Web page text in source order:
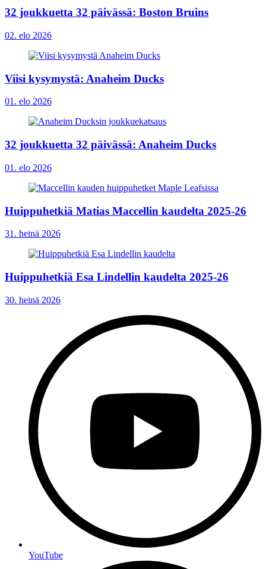
32 joukkuetta 32 päivässä: Boston Bruins
02. elo 2026
Viisi kysymystä: Anaheim Ducks
01. elo 2026
32 joukkuetta 32 päivässä: Anaheim Ducks
01. elo 2026
Huippuhetkiä Matias Maccellin kaudelta 2025-26
31. heinä 2026
Huippuhetkiä Esa Lindellin kaudelta 2025-26
30. heinä 2026
YouTube